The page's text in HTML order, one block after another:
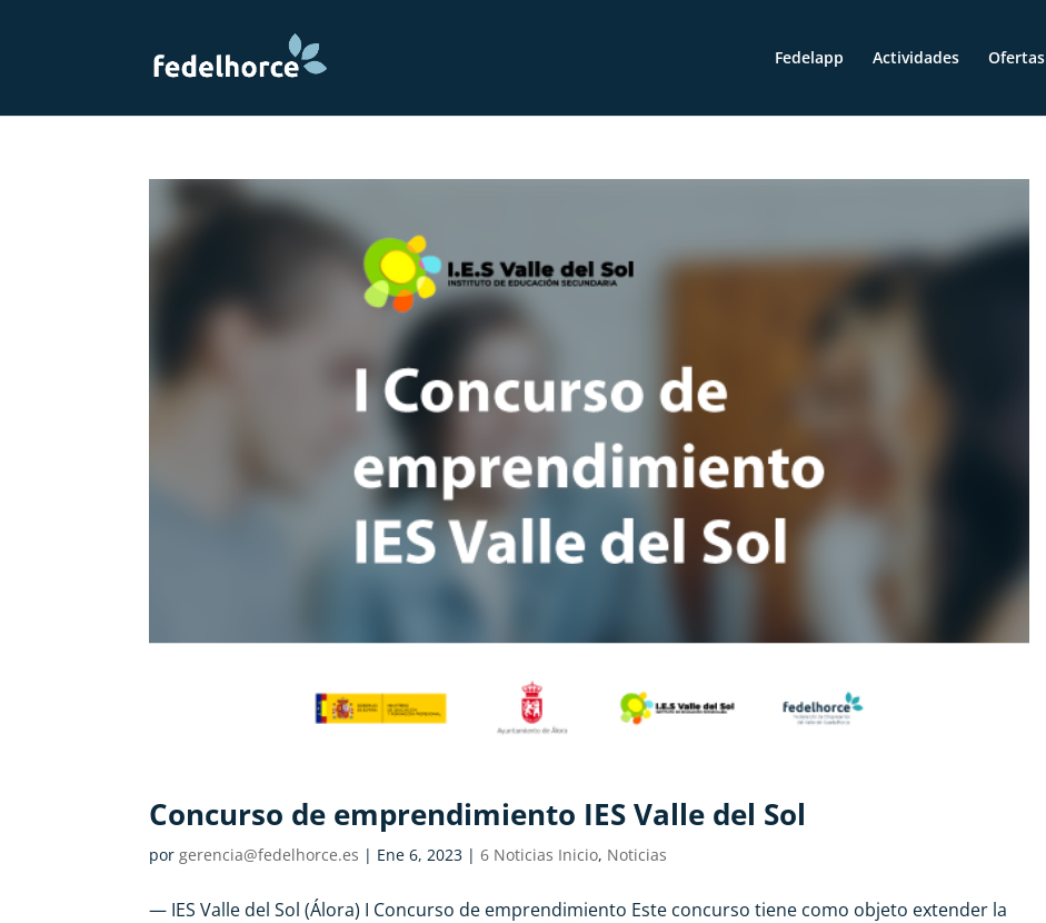
Fedelapp Actividades Ofertas
Concurso de emprendimiento IES Valle del Sol
porgerencia@fedelhorce.es | Ene 6, 2023 |6 Noticias Inicio, Noticias
— IES Valle del Sol (Álora) I Concurso de emprendimiento Este concurso tiene como objeto extender la